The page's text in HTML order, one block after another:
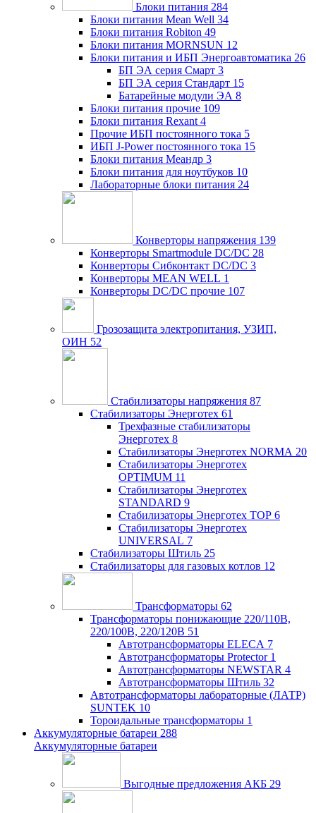
Блоки питания 284
Блоки питания Mean Well 34
Блоки питания Robiton 49
Блоки питания MORNSUN 12
Блоки питания и ИБП Энергоавтоматика 26
БП ЭА серия Смарт 3
БП ЭА серия Стандарт 15
Батарейные модули ЭА 8
Блоки питания прочие 109
Блоки питания Rexant 4
Прочие ИБП постоянного тока 5
ИБП J-Power постоянного тока 15
Блоки питания Меандр 3
Блоки питания для ноутбуков 10
Лабораторные блоки питания 24
Конверторы напряжения 139
Конверторы Smartmodule DC/DC 28
Конверторы Сибконтакт DC/DC 3
Конверторы MEAN WELL 1
Конверторы DC/DC прочие 107
Грозозащита электропитания, УЗИП,
ОИН 52
Стабилизаторы напряжения 87
Стабилизаторы Энерготех 61
Трехфазные стабилизаторы
Энерготех 8
Стабилизаторы Энерготех NORMA 20
Стабилизаторы Энерготех
OPTIMUM 11
Стабилизаторы Энерготех
STANDARD 9
Стабилизаторы Энерготех TOP 6
Стабилизаторы Энерготех
UNIVERSAL 7
Стабилизаторы Штиль 25
Стабилизаторы для газовых котлов 12
Трансформаторы 62
Трансформаторы понижающие 220/110В,
220/100В, 220/120В 51
Автотрансформаторы ELECA 7
Автотрансформаторы Protector 1
Автотрансформаторы NEWSTAR 4
Автотрансформаторы Штиль 32
Автотрансформаторы лабораторные (ЛАТР)
SUNTEK 10
Тороидальные трансформаторы 1
Аккумуляторные батареи 288
Аккумуляторные батареи
Выгодные предложения АКБ 29